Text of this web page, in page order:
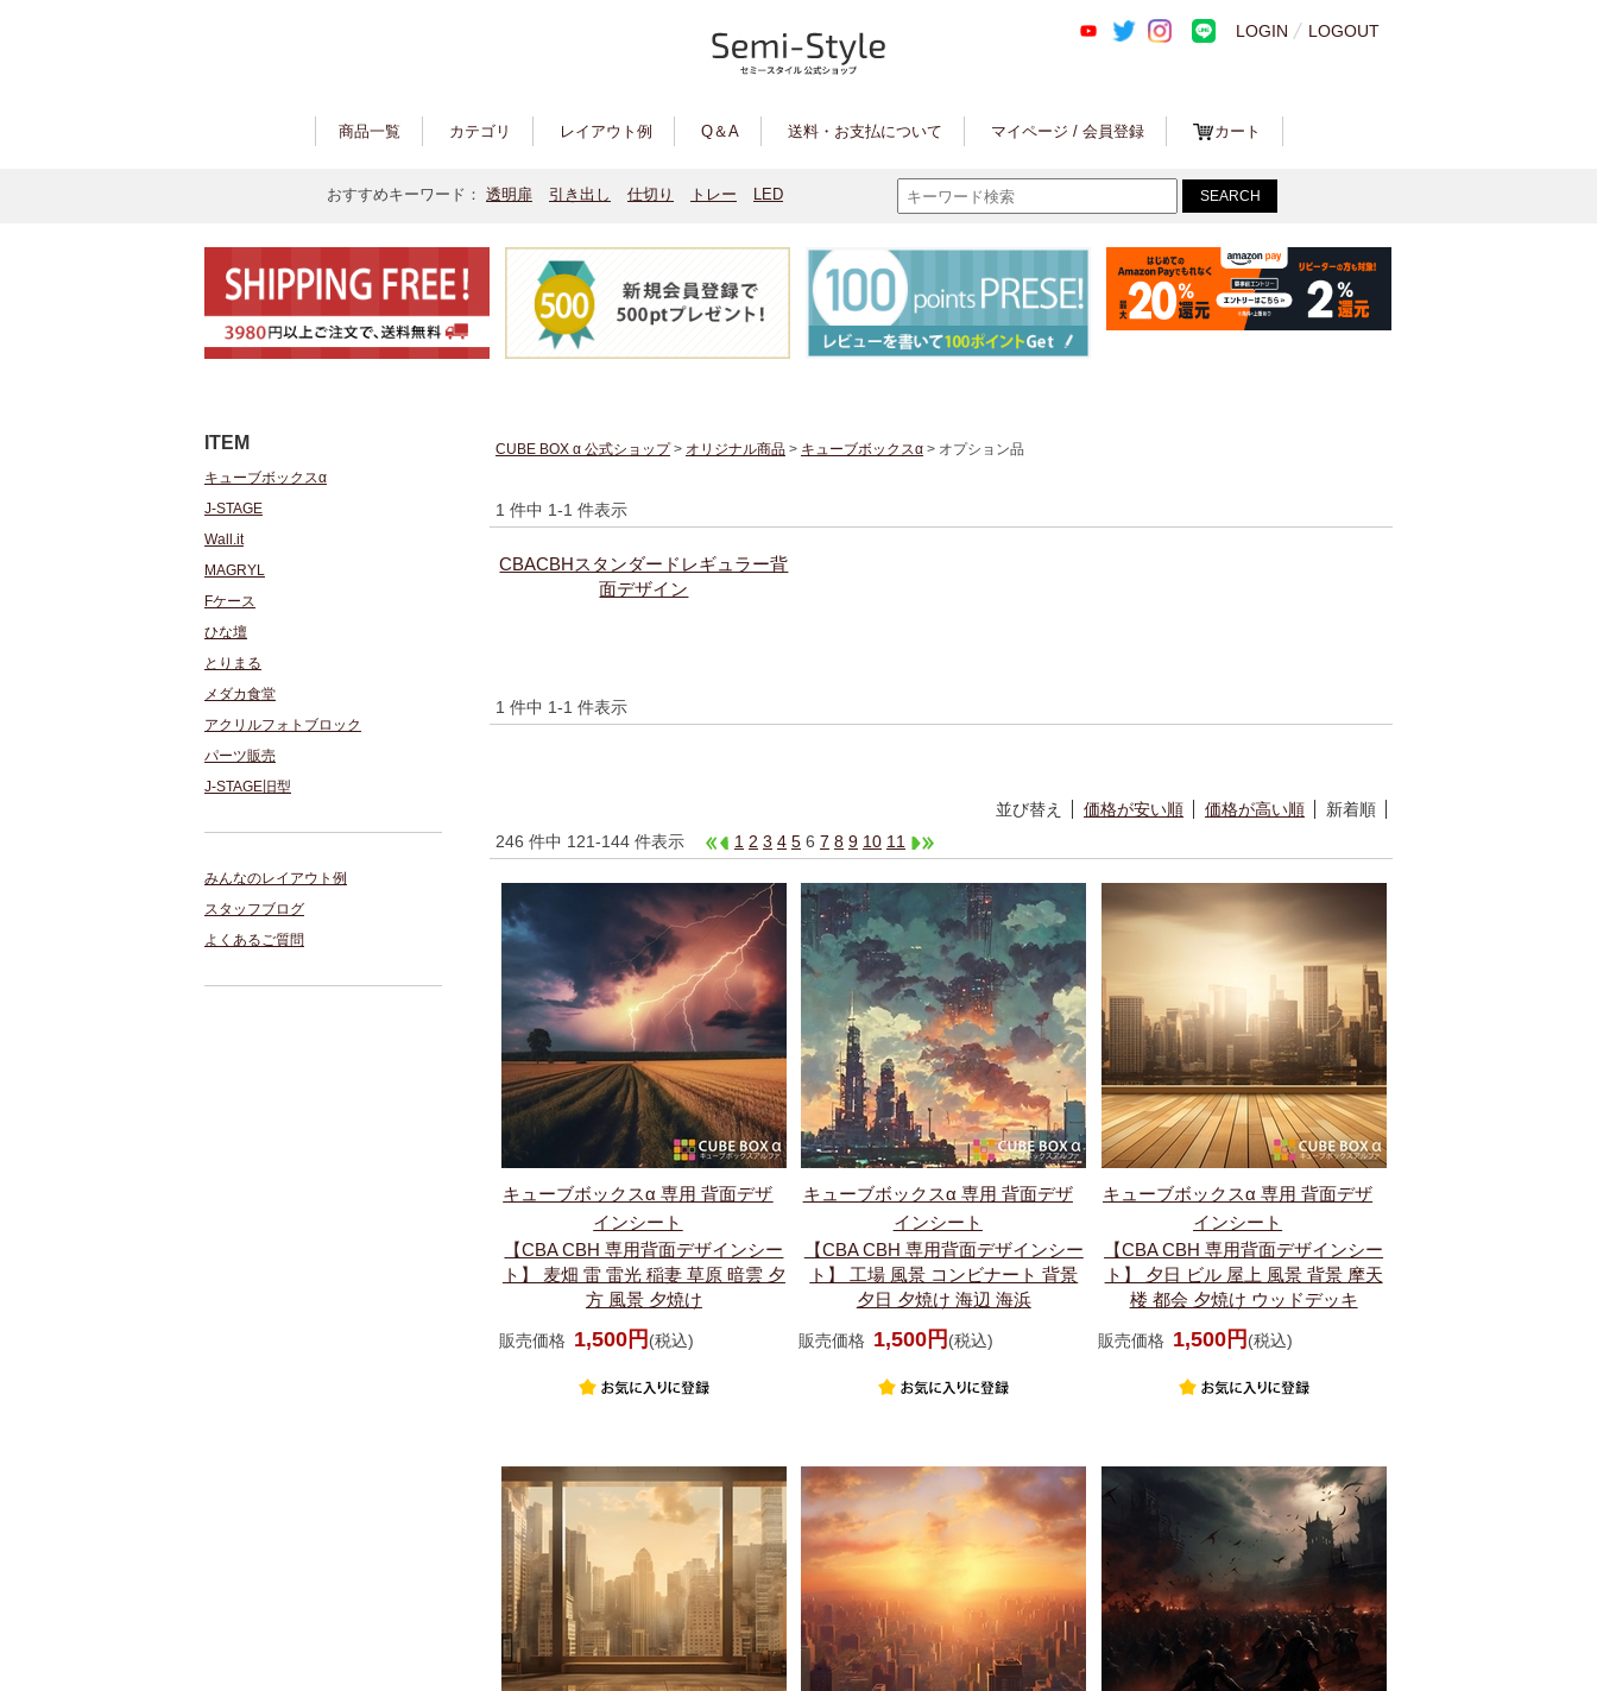
LOGIN LOGOUT
商品一覧 カテゴリ レイアウト例 Q＆A 送料・お支払について マイページ / 会員登録 カート
おすすめキーワード： 透明扉 引き出し 仕切り トレー LED
ITEM
キューブボックスα
J-STAGE
Wall.it
MAGRYL
Fケース
ひな壇
とりまる
メダカ食堂
アクリルフォトブロック
パーツ販売
J-STAGE旧型
みんなのレイアウト例
スタッフブログ
よくあるご質問
CUBE BOX α 公式ショップ> オリジナル商品 > キューブボックスα > オプション品
1 件中 1-1 件表示
CBACBHスタンダードレギュラー背
面デザイン
1 件中 1-1 件表示
並び替え 価格が安い順 価格が高い順
新着順
246 件中 121-144 件表示
1 2 3 4 5 6 7 8 9 10 11
キューブボックスα 専用 背面デザ
インシート
【CBA CBH 専用背面デザインシー
ト】 麦畑 雷 雷光 稲妻 草原 暗雲 夕
方 風景 夕焼け
販売価格 1,500円 (税込)
キューブボックスα 専用 背面デザ
インシート
【CBA CBH 専用背面デザインシー
ト】 工場 風景 コンビナート 背景
夕日 夕焼け 海辺 海浜
販売価格 1,500円 (税込)
キューブボックスα 専用 背面デザ
インシート
【CBA CBH 専用背面デザインシー
ト】 夕日 ビル 屋上 風景 背景 摩天
楼 都会 夕焼け ウッドデッキ
販売価格 1,500円 (税込)